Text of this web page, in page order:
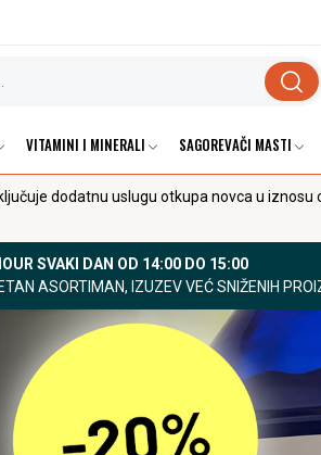
VITAMINI I MINERALI SAGOREVAČI MASTI
dodatnu uslugu otkupa novca u iznosu
SVAKI DAN OD 14:00 DO 15:00
ASORTIMAN, IZUZEV VEĆ SNIŽENIH